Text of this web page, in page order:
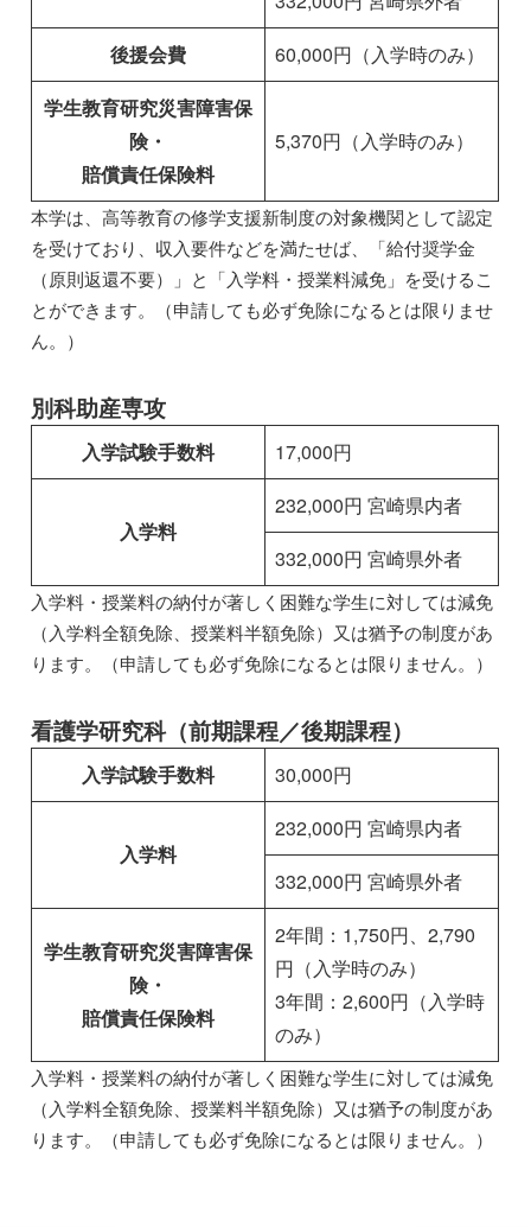
後援会費
60,000円（入学時のみ）
学生教育研究災害障害保
険・
賠償責任保険料
5,370円（入学時のみ）
本学は、高等教育の修学支援新制度の対象機関として認定
を受けており、収入要件などを満たせば、「給付奨学金
（原則返還不要）」と「入学料・授業料減免」を受けるこ
とができます。（申請しても必ず免除になるとは限りませ
ん。）
別科助産専攻
入学試験手数料 17,000円
入学料
232,000円 宮崎県内者
332,000円 宮崎県外者
入学料・授業料の納付が著しく困難な学生に対しては減免
（入学料全額免除、授業料半額免除）又は猶予の制度があ
ります。（申請しても必ず免除になるとは限りません。）
看護学研究科（前期課程／後期課程）
入学試験手数料 30,000円
入学料
232,000円 宮崎県内者
332,000円 宮崎県外者
学生教育研究災害障害保
険・
賠償責任保険料
2年間：1,750円、2,790
円（入学時のみ）
3年間：2,600円（入学時
のみ）
入学料・授業料の納付が著しく困難な学生に対しては減免
（入学料全額免除、授業料半額免除）又は猶予の制度があ
ります。（申請しても必ず免除になるとは限りません。）